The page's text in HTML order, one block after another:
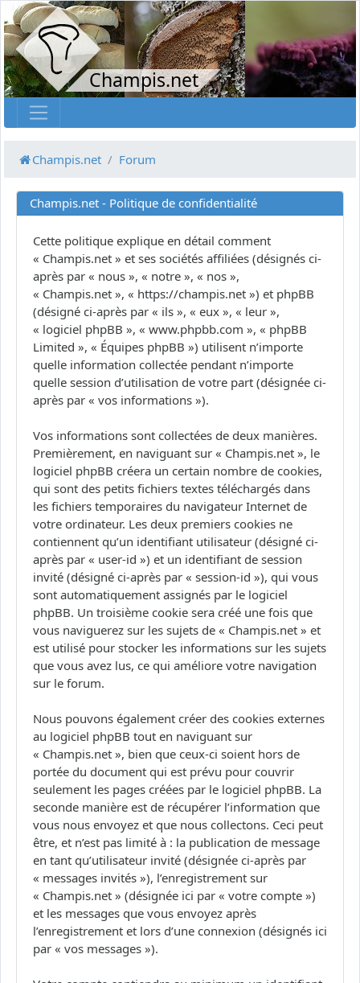
Champis.net
Champis.net Forum
Champis.net - Politique de confidentialité
Cette politique explique en détail comment
« Champis.net » et ses sociétés affiliées (désignés ci-
après par « nous », « notre », « nos »,
« Champis.net », « https://champis.net ») et phpBB
(désigné ci-après par « ils », « eux », « leur »,
« logiciel phpBB », « www.phpbb.com », « phpBB
Limited », « Équipes phpBB ») utilisent n’importe
quelle information collectée pendant n’importe
quelle session d’utilisation de votre part (désignée ci-
après par « vos informations »).
Vos informations sont collectées de deux manières.
Premièrement, en naviguant sur « Champis.net », le
logiciel phpBB créera un certain nombre de cookies,
qui sont des petits fichiers textes téléchargés dans
les fichiers temporaires du navigateur Internet de
votre ordinateur. Les deux premiers cookies ne
contiennent qu’un identifiant utilisateur (désigné ci-
après par « user-id ») et un identifiant de session
invité (désigné ci-après par « session-id »), qui vous
sont automatiquement assignés par le logiciel
phpBB. Un troisième cookie sera créé une fois que
vous naviguerez sur les sujets de « Champis.net » et
est utilisé pour stocker les informations sur les sujets
que vous avez lus, ce qui améliore votre navigation
sur le forum.
Nous pouvons également créer des cookies externes
au logiciel phpBB tout en naviguant sur
« Champis.net », bien que ceux-ci soient hors de
portée du document qui est prévu pour couvrir
seulement les pages créées par le logiciel phpBB. La
seconde manière est de récupérer l’information que
vous nous envoyez et que nous collectons. Ceci peut
être, et n’est pas limité à : la publication de message
en tant qu’utilisateur invité (désignée ci-après par
« messages invités »), l’enregistrement sur
« Champis.net » (désignée ici par « votre compte »)
et les messages que vous envoyez après
l’enregistrement et lors d’une connexion (désignés ici
par « vos messages »).